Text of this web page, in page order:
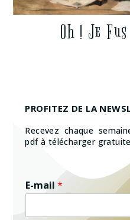
Oh ! Je
PROFITEZ DE LA
Recevez chaque
pdf à télécharger
E-mail*